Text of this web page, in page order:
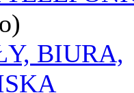
BIURA,